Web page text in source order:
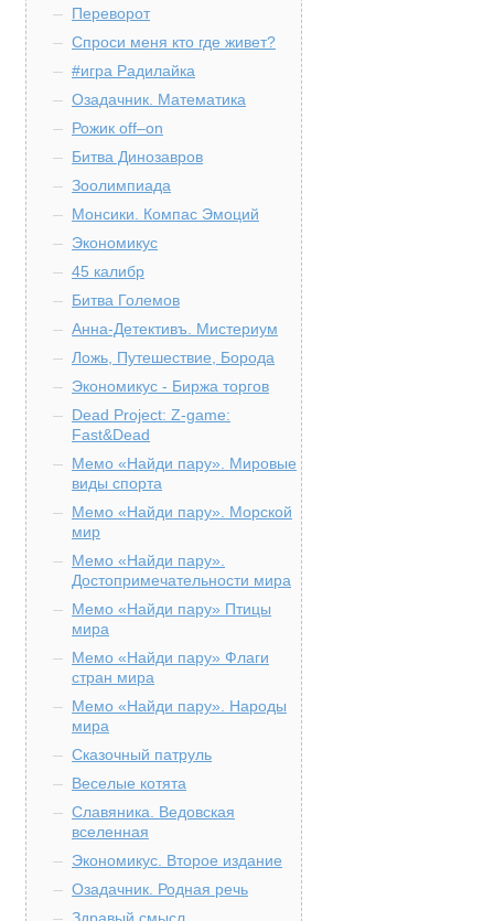
Переворот
Спроси меня кто где живет?
#игра Радилайка
Озадачник. Математика
Рожик off–on
Битва Динозавров
Зоолимпиада
Монсики. Компас Эмоций
Экономикус
45 калибр
Битва Големов
Анна-Детективъ. Мистериум
Ложь, Путешествие, Борода
Экономикус - Биржа торгов
Dead Project: Z-game:
Fast&Dead
Мемо «Найди пару». Мировые
виды спорта
Мемо «Найди пару». Морской
мир
Мемо «Найди пару».
Достопримечательности мира
Мемо «Найди пару» Птицы
мира
Мемо «Найди пару» Флаги
стран мира
Мемо «Найди пару». Народы
мира
Сказочный патруль
Веселые котята
Славяника. Ведовская
вселенная
Экономикус. Второе издание
Озадачник. Родная речь